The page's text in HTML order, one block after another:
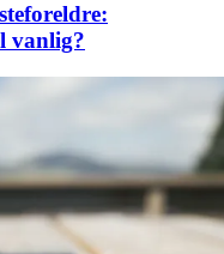
vanlig?